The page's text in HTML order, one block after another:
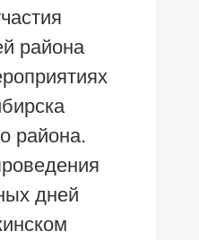
района
района.
дней